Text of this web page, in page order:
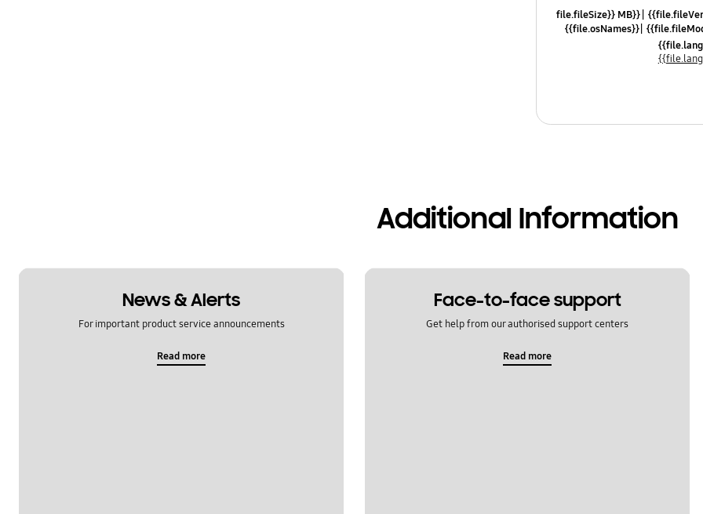
{{file.fileSize}} MB
{{file.osNames}}
Additional Information
Face-to-face support
Get help from our authorised support centers
Read more
News & Alerts
For important product service announcements
Read more